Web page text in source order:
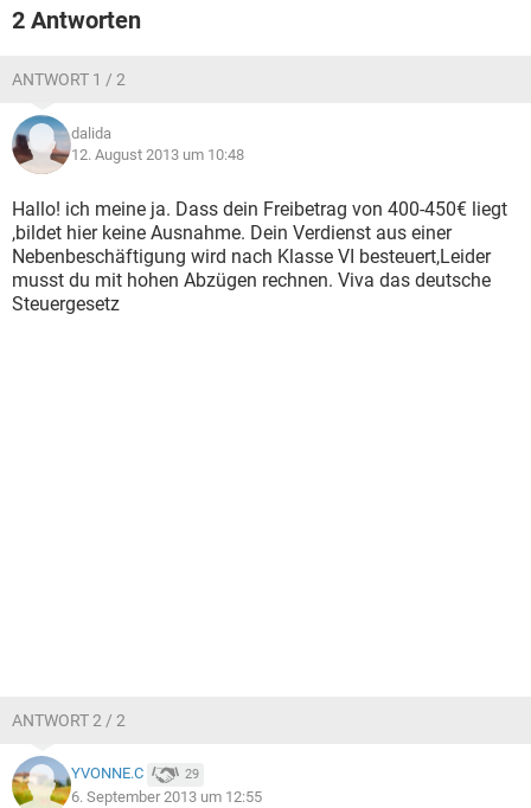
2 Antworten
ANTWORT 1 / 2
dalida
12. August 2013 um 10:48
Hallo! ich meine ja. Dass dein Freibetrag von 400-450€ liegt
,bildet hier keine Ausnahme. Dein Verdienst aus einer
Nebenbeschäftigung wird nach Klasse VI besteuert,Leider
musst du mit hohen Abzügen rechnen. Viva das deutsche
Steuergesetz
ANTWORT 2 / 2
YVONNE.C 29
6. September 2013 um 12:55